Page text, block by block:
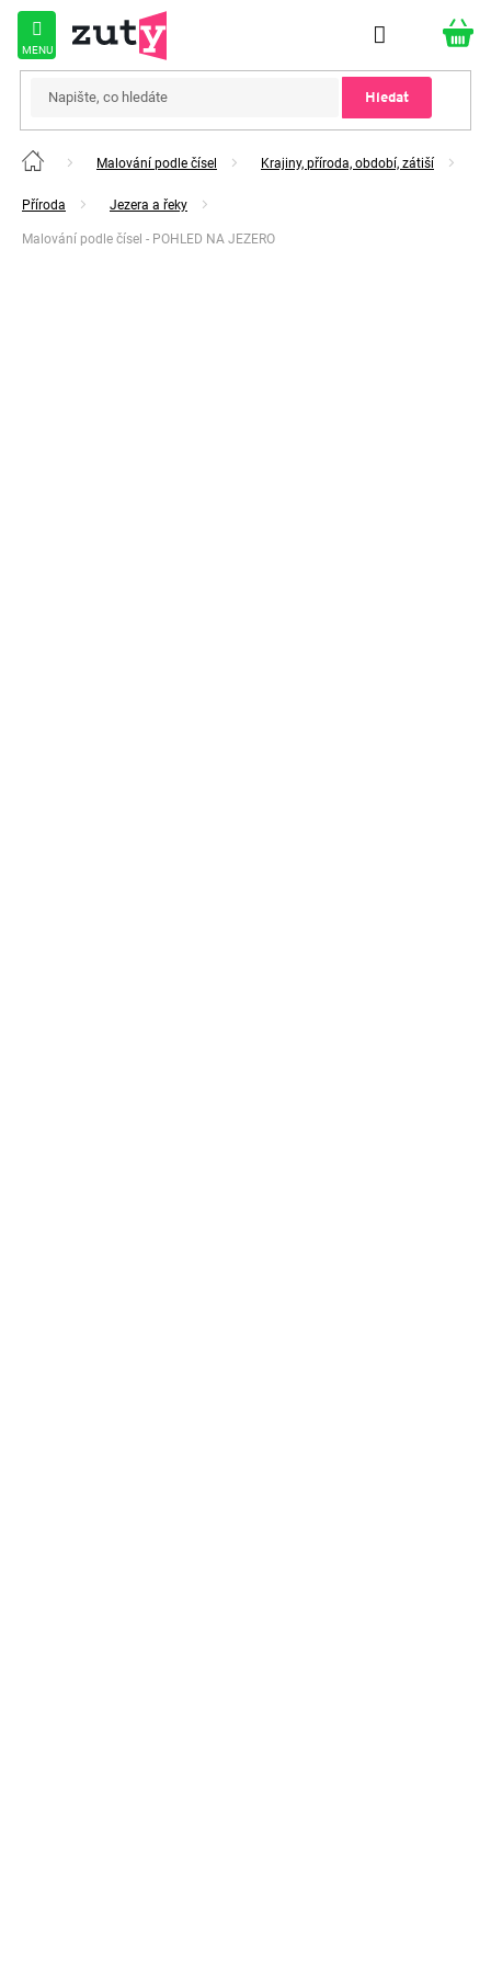
Přejít
obsah
Hledat
Domů Malování podle čísel Krajiny, příroda, období, zátiší
Příroda Jezera a řeky
Malování podle čísel - POHLED NA JEZERO